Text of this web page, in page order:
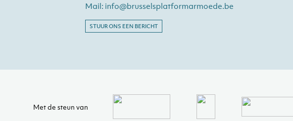
Mail: info@brusselsplatformarmoede.be
STUUR ONS EEN BERICHT
Met de steun van